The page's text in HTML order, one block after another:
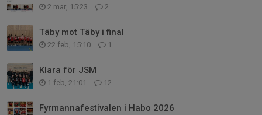
2 mar, 15:23 2
Täby mot Täby i final
22 feb, 15:10 1
Klara för JSM
1 feb, 21:01 12
Fyrmannafestivalen i Habo 2026